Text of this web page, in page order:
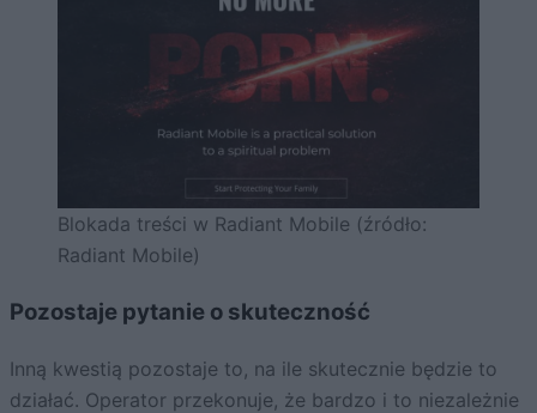
Blokada treści w Radiant Mobile (źródło:
Radiant Mobile)
Pozostaje pytanie o skuteczność
Inną kwestią pozostaje to, na ile skutecznie będzie to
działać. Operator przekonuje, że bardzo i to niezależnie